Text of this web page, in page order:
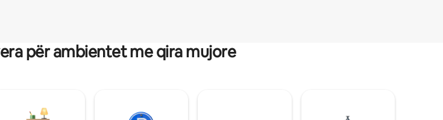
për ambientet me qira mujore